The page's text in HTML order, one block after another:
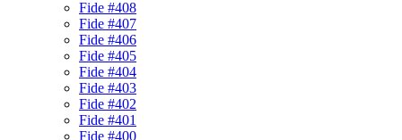
Fide #408
Fide #407
Fide #406
Fide #405
Fide #404
Fide #403
Fide #402
Fide #401
Fide #400